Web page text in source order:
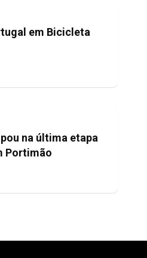
em Bicicleta
na última etapa
Portimão